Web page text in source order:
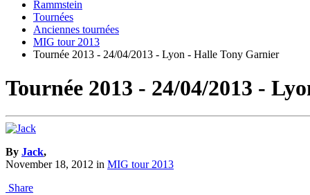
Rammstein
Tournées
Anciennes tournées
MIG tour 2013
Tournée 2013 - 24/04/2013 - Lyon - Halle Tony Garnier
Tournée 2013 - 24/04/2013 -
By Jack,
November 18, 2012 in MIG tour 2013
Share